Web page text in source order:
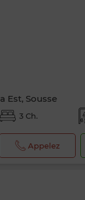
Est, Sousse
3 Ch.
Appelez